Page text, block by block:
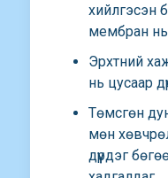
хийлгэсэн
мембран
Эрхтний
нь цусаар
Төмсгөн
мөн
дүүрдэг